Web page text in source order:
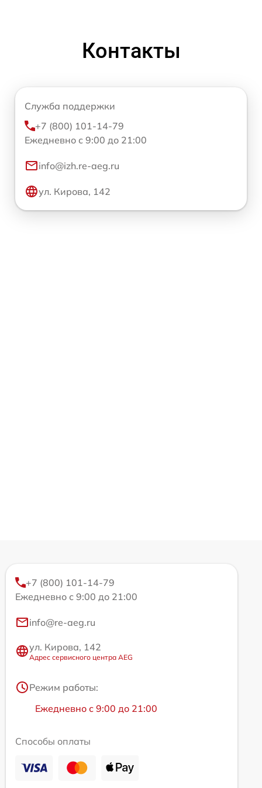
Контакты
Служба поддержки
+7 (800) 101-14-79
Ежедневно с 9:00 до 21:00
info@izh.re-aeg.ru
ул. Кирова, 142
+7 (800) 101-14-79
Ежедневно с 9:00 до 21:00
info@re-aeg.ru
ул. Кирова, 142
Адрес сервисного центра AEG
Режим работы:
Ежедневно с 9:00 до 21:00
Способы оплаты